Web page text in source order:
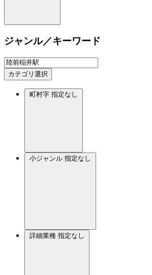
ジャンル／キーワード
カテゴリ選択
町村字 指定なし
小ジャンル 指定なし
詳細業種 指定なし